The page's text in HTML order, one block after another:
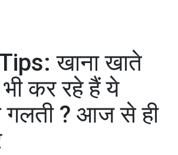
खाना खाते
कर रहे हैं ये
? आज से ही